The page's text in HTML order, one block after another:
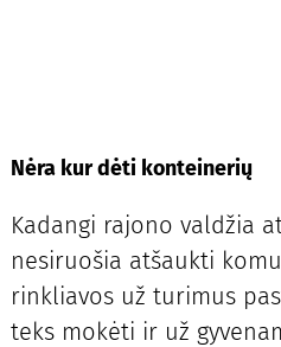
Nėra kur dėti konteinerių
Kadangi rajono valdžia
nesiruošia atšaukti
rinkliavos už turimus
teks mokėti ir už